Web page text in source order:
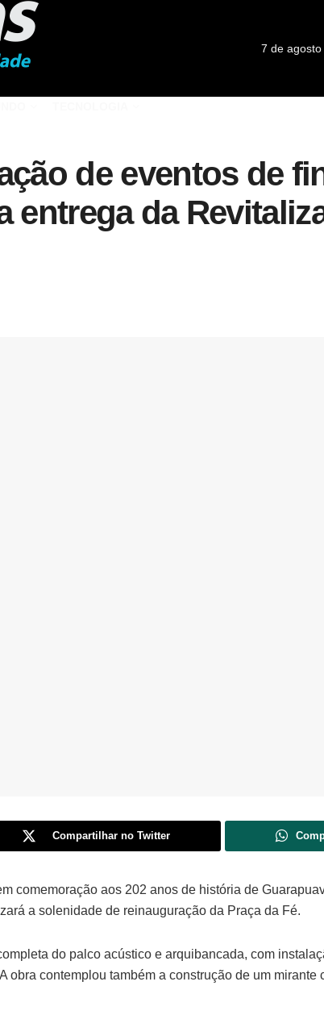
7 de
de eventos de
entrega da
Compartilhar no Twitter
comemoração aos 202 anos de história de
a solenidade de reinauguração da Praça da Fé.
do palco acústico e arquibancada, com
contemplou também a construção de um mirante